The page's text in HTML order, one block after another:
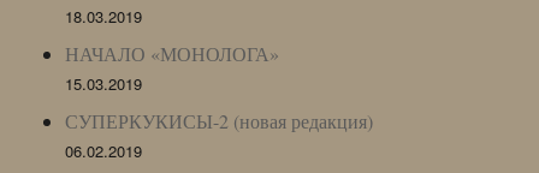
18.03.2019
НАЧАЛО «МОНОЛОГА»
15.03.2019
СУПЕРКУКИСЫ-2 (новая редакция)
06.02.2019